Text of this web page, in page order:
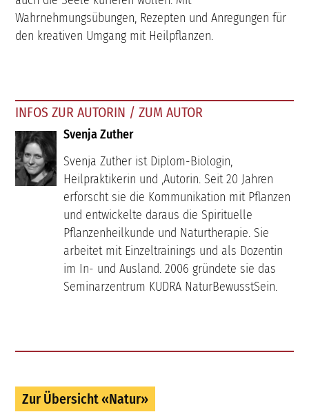
Wahrnehmungsübungen, Rezepten und Anregungen für
den kreativen Umgang mit Heilpflanzen.
INFOS ZUR AUTORIN / ZUM AUTOR
Svenja Zuther
Svenja Zuther ist Diplom-Biologin,
Heilpraktikerin und ,Autorin. Seit 20 Jahren
erforscht sie die Kommunikation mit Pflanzen
und entwickelte daraus die Spirituelle
Pflanzenheilkunde und Naturtherapie. Sie
arbeitet mit Einzeltrainings und als Dozentin
im In- und Ausland. 2006 gründete sie das
Seminarzentrum KUDRA NaturBewusstSein.
Zur Übersicht «Natur»